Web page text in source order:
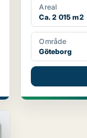
Areal
Ca. 2 015 m2
Område
Göteborg